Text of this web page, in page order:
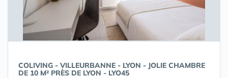
COLIVING - VILLEURBANNE - LYON - JOLIE CHAMBRE
DE 10 M² PRÈS DE LYON - LYO45